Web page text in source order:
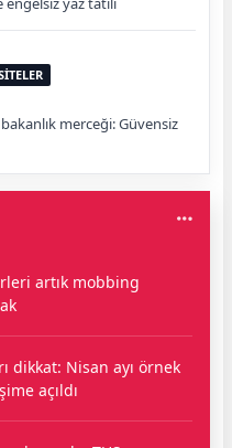
merceği: Güvensiz
artık mobbing
dikkat: Nisan ayı örnek
açıldı